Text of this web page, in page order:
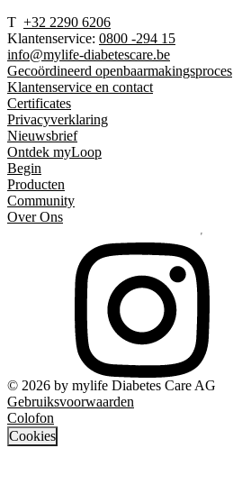
T +32 2290 6206
Klantenservice: 0800 -294 15
info@mylife-diabetescare.be
Gecoördineerd openbaarmakingsproces
Klantenservice en contact
Certificates
Privacyverklaring
Nieuwsbrief
Ontdek myLoop
Begin
Producten
Community
Over Ons
© 2026 by mylife Diabetes Care AG
Gebruiksvoorwaarden
Colofon
Cookies